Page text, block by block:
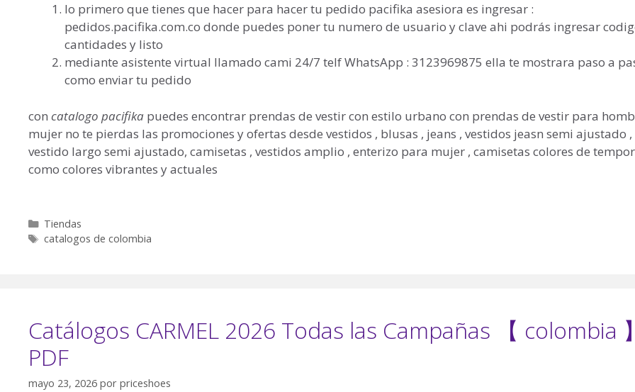
lo primero que tienes que hacer para hacer tu pedido pacifika asesiora es ingresar :
pedidos.pacifika.com.co donde puedes poner tu numero de usuario y clave ahi podrás ingresar
cantidades y listo
mediante asistente virtual llamado cami 24/7 telf WhatsApp : 3123969875 ella te mostrara paso a
como enviar tu pedido
con catalogo pacifika puedes encontrar prendas de vestir con estilo urbano con prendas de vestir para
mujer no te pierdas las promociones y ofertas desde vestidos , blusas , jeans , vestidos jeasn semi ajustado ,
vestido largo semi ajustado, camisetas , vestidos amplio , enterizo para mujer , camisetas colores de
como colores vibrantes y actuales
Categorías
Tiendas
Etiquetas
catalogos de colombia
Catálogos CARMEL 2026 Todas las Campañas 【 colombia
PDF
mayo 23, 2026 por priceshoes